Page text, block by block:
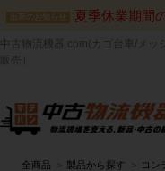
出荷のお知らせ 夏季休業期間
中古物流機器.com(カゴ台車/メ
全商品 製品から探す コン